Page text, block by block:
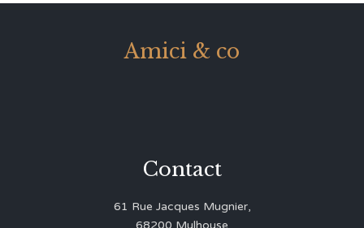
Amici & co
Contact
61 Rue Jacques Mugnier,